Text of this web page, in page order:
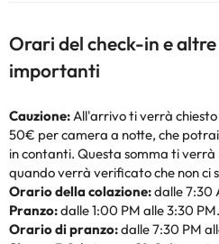
Orari del check-in e
importanti
Cauzione:All'arrivo ti verrà
50€ per camera a notte, che
in contanti. Questa somma ti
quando verrà verificato che non ci
Orario della colazione:dalle 7:30
Pranzo:dalle 1:00 PM alle 3:30 PM.
Orario di pranzo:dalle 7:30 PM